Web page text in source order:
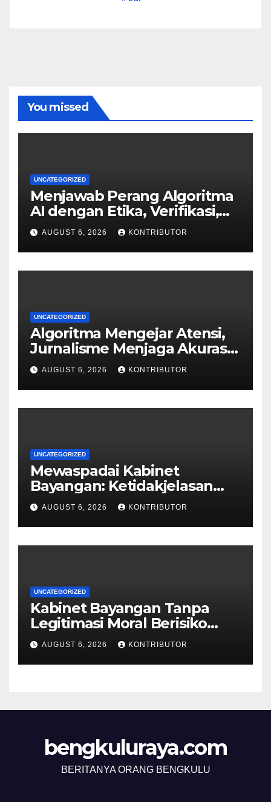
You missed
UNCATEGORIZED
Menjawab Perang Algoritma
AI dengan Etika, Verifikasi,
dan Media Tepercaya
AUGUST 6, 2026 KONTRIBUTOR
UNCATEGORIZED
Algoritma Mengejar Atensi,
Jurnalisme Menjaga Akurasi
dan Akal Sehat Publik
AUGUST 6, 2026 KONTRIBUTOR
UNCATEGORIZED
Mewaspadai Kabinet
Bayangan: Ketidakjelasan
Legitimasi Moral dan
Representasi
AUGUST 6, 2026 KONTRIBUTOR
UNCATEGORIZED
Kabinet Bayangan Tanpa
Legitimasi Moral Berisiko
Mengaburkan Kepercayaan
Publik
AUGUST 6, 2026 KONTRIBUTOR
bengkuluraya.com
BERITANYA ORANG BENGKULU